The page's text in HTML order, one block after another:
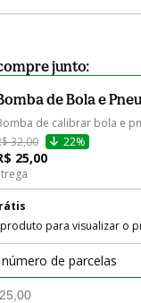
junto:
de Bola e Pneu
de calibrar bola e
32,00
22%
25,00
para visualizar o
de parcelas